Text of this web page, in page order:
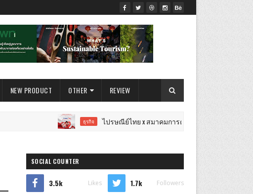
NEW PRODUCT OTHER REVIEW
ธุรกิจ ไปรษณีย์ไทย x สมาคมการตลาดฯ เปิดเวทีแจ้งเกิดนักการตล
SOCIAL COUNTER
3.5k Likes 1.7k Followers